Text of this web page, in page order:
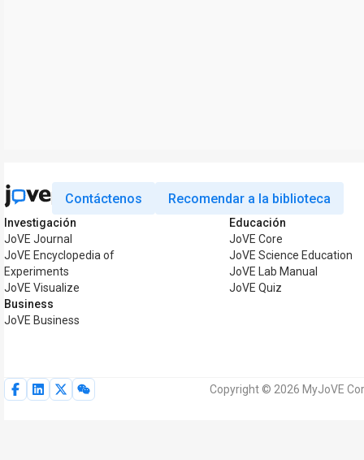
Contáctenos Recomendar a la biblioteca
Investigación
JoVE Journal
JoVE Encyclopedia of
Experiments
JoVE Visualize
Business
JoVE Business
Educación
JoVE Core
JoVE Science Education
JoVE Lab Manual
JoVE Quiz
Copyright © 2026 MyJoVE